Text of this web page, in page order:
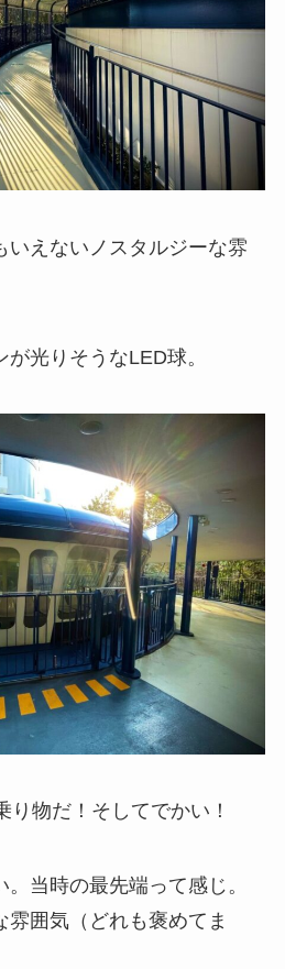
いえないノスタルジーな雰
光りそうなLED球。
物だ！そしてでかい！
当時の最先端って感じ。
雰囲気（どれも褒めてま